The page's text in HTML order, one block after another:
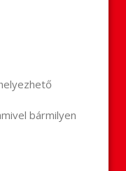
bármilyen